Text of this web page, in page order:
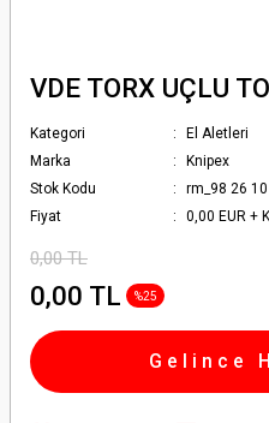
VDE TORX UÇLU
Kategori
El Aletleri
Marka
Knipex
Stok Kodu
rm_98 26 10
Fiyat
0,00 EUR +
0,00 TL
0,00 TL %25
Gelince